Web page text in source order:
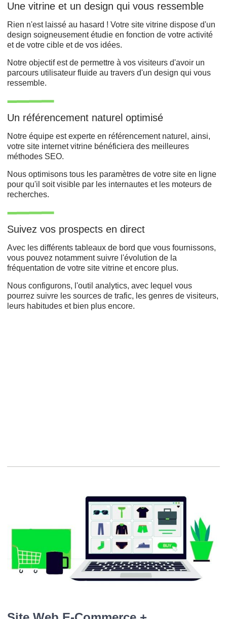
Une vitrine et un design qui vous ressemble
Rien n'est laissé au hasard ! Votre site vitrine dispose d'un
design soigneusement étudie en fonction de votre activité
et de votre cible et de vos idées.
Notre objectif est de permettre à vos visiteurs d'avoir un
parcours utilisateur fluide au travers d'un design qui vous
ressemble.
Un référencement naturel optimisé
Notre équipe est experte en référencement naturel, ainsi,
votre site internet vitrine bénéficiera des meilleures
méthodes SEO.
Nous optimisons tous les paramètres de votre site en ligne
pour qu'il soit visible par les internautes et les moteurs de
recherches.
Suivez vos prospects en direct
Avec les différents tableaux de bord que vous fournissons,
vous pouvez notamment suivre l'évolution de la
fréquentation de votre site vitrine et encore plus.
Nous configurons, l'outil analytics, avec lequel vous
pourrez suivre les sources de trafic, les genres de visiteurs,
leurs habitudes et bien plus encore.